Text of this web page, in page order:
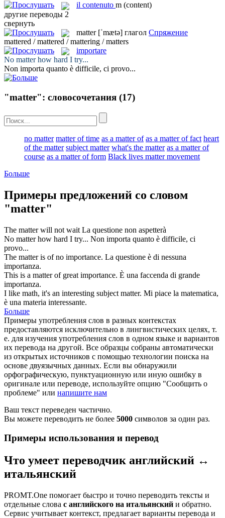
il contenuto m (content)
другие переводы 2
свернуть
matter [ˈmætə] глагол Спряжение
mattered / mattered / mattering / matters
importare
No matterhow hard I try...
Non importa quanto è difficile, ci provo...
"matter": словосочетания (17)
no matter matter of time as a matter of as a matter of fact heart
of the matter subject matter what's the matter as a matter of
course as a matter of form Black lives matter movement
Больше
Примеры предложений со словом
"matter"
The matterwill not wait La questione non aspetterà
No matterhow hard I try... Non importa quanto è difficile, ci
provo...
The matteris of no importance. La questione è di nessuna
importanza.
This is a matterof great importance. È una faccenda di grande
importanza.
I like math, it's an interesting subject matter. Mi piace la matematica,
è una materia interessante.
Больше
Примеры употребления слов в разных контекстах
предоставляются исключительно в лингвистических целях, т.
е. для изучения употребления слов в одном языке и вариантов
их перевода на другой. Все образцы собраны автоматически
из открытых источников с помощью технологии поиска на
основе двуязычных данных. Если вы обнаружили
орфографическую, пунктуационную или иную ошибку в
оригинале или переводе, используйте опцию "Сообщить о
проблеме" или напишите нам
Ваш текст переведен частично.
Вы можете переводить не более 5000 символов за один раз.
Примеры использования и перевод
Что умеет переводчик английский ↔
итальянский
PROMT.One помогает быстро и точно переводить тексты и
отдельные слова с английского на итальянский и обратно.
Сервис учитывает контекст, предлагает варианты перевода и